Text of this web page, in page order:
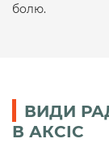
болю.
ВИДИ
В АКСІС